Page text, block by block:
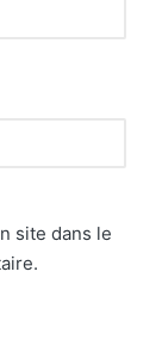
site dans le